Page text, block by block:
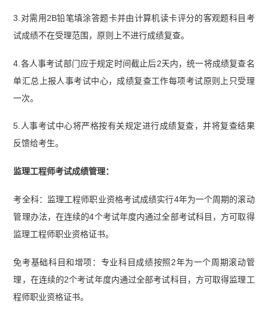
3.对需用2B铅笔填涂答题卡并由计算机读卡评分的客观题科目考
试成绩不在受理范围，原则上不进行成绩复查。
4.各人事考试部门应于规定时间截止后2天内，统一将成绩复查名
单汇总上报人事考试中心，成绩复查工作每项考试原则上只受理
一次。
5.人事考试中心将严格按有关规定进行成绩复查，并将复查结果
反馈给考生。
监理工程师考试成绩管理：
考全科：监理工程师职业资格考试成绩实行4年为一个周期的滚动
管理办法，在连续的4个考试年度内通过全部考试科目，方可取得
监理工程师职业资格证书。
免考基础科目和增项：专业科目成绩按照2年为一个周期滚动管
理，在连续的2个考试年度内通过全部考试科目，方可取得监理工
程师职业资格证书。